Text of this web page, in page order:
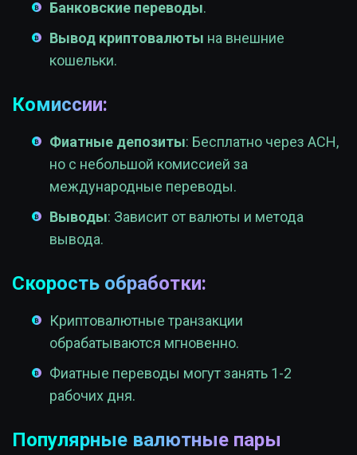
Банковские переводы.
Вывод криптовалюты на внешние
кошельки.
Комиссии:
Фиатные депозиты: Бесплатно через ACH,
но с небольшой комиссией за
международные переводы.
Выводы: Зависит от валюты и метода
вывода.
Скорость обработки:
Криптовалютные транзакции
обрабатываются мгновенно.
Фиатные переводы могут занять 1-2
рабочих дня.
Популярные валютные пары